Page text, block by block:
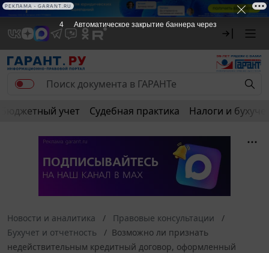
Бюджетный учет Судебная практика Налоги и
Новости и аналитика
Правовые консультации
Бухучет и отчетность
Возможно ли признать
недействительным кредитный договор, оформленный
4 Автоматическое закрытие баннера через
РЕКЛАМА • GARANT.RU